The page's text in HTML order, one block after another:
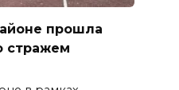
прошла
стражем